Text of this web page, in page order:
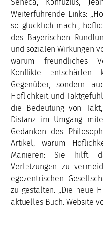
Seneca, Konfuzius,
Weiterführende Links:
so glücklich macht,
des Bayerischen
und sozialen Wirkungen
warum freundliches
Konflikte
Gegenüber, sondern
Höflichkeit und
die Bedeutung von
Distanz im Umgang
Gedanken des
Artikel, warum
Manieren: Sie hilft
Verletzungen zu
egozentrischen
zu gestalten. „Die neue
aktuelles Buch. Website